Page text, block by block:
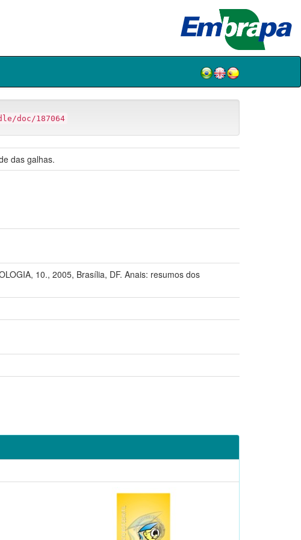
doc/187064
das galhas.
10., 2005, Brasília, DF. Anais: resumos dos